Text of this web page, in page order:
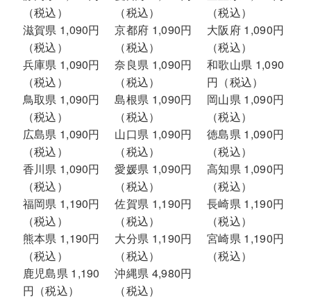
（税込）
（税込）
（税込）
滋賀県 1,090円
（税込）
京都府 1,090円
（税込）
大阪府 1,090円
（税込）
兵庫県 1,090円
（税込）
奈良県 1,090円
（税込）
和歌山県 1,090
円（税込）
鳥取県 1,090円
（税込）
島根県 1,090円
（税込）
岡山県 1,090円
（税込）
広島県 1,090円
（税込）
山口県 1,090円
（税込）
徳島県 1,090円
（税込）
香川県 1,090円
（税込）
愛媛県 1,090円
（税込）
高知県 1,090円
（税込）
福岡県 1,190円
（税込）
佐賀県 1,190円
（税込）
長崎県 1,190円
（税込）
熊本県 1,190円
（税込）
大分県 1,190円
（税込）
宮崎県 1,190円
（税込）
鹿児島県 1,190
円（税込）
沖縄県 4,980円
（税込）